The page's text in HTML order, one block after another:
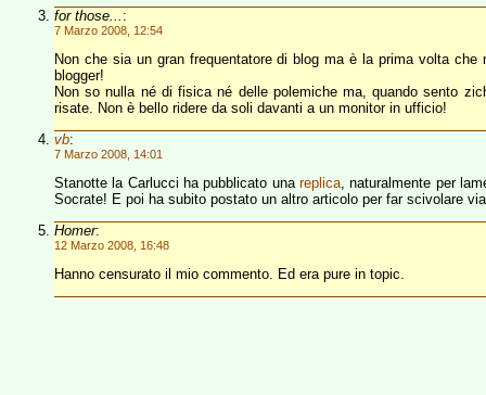
for those... :
7 Marzo 2008, 12:54
Non che sia un gran frequentatore di blog ma è la prima volta
blogger!
Non so nulla né di fisica né delle polemiche ma, quando sento
risate. Non è bello ridere da soli davanti a un monitor in ufficio!
vb:
7 Marzo 2008, 14:01
Stanotte la Carlucci ha pubblicato una replica, naturalmente per
Socrate! E poi ha subito postato un altro articolo per far scivolare
Homer:
12 Marzo 2008, 16:48
Hanno censurato il mio commento. Ed era pure in topic.